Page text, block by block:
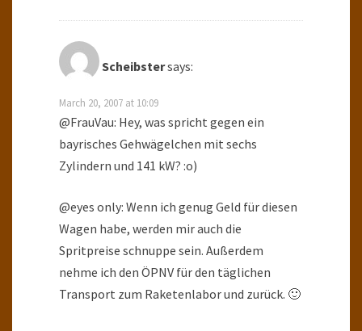
Scheibstersays:
March 20, 2007 at 10:09
@FrauVau: Hey, was spricht gegen ein
bayrisches Gehwägelchen mit sechs
Zylindern und 141 kW? :o)
@eyes only: Wenn ich genug Geld für diesen
Wagen habe, werden mir auch die
Spritpreise schnuppe sein. Außerdem
nehme ich den ÖPNV für den täglichen
Transport zum Raketenlabor und zurück. 🙂